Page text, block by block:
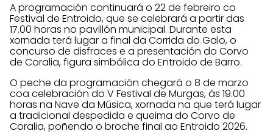
A programación continuará o 22 de febreiro co
Festival de Entroido, que se celebrará a partir das
17.00 horas no pavillón municipal. Durante esta
xornada terá lugar a final da Corrida do Galo, o
concurso de disfraces e a presentación do Corvo
de Coralia, figura simbólica do Entroido de Barro.
O peche da programación chegará o 8 de marzo
coa celebración do V Festival de Murgas, ás 19.00
horas na Nave da Música, xornada na que terá lugar
a tradicional despedida e queima do Corvo de
Coralia, poñendo o broche final ao Entroido 2026.